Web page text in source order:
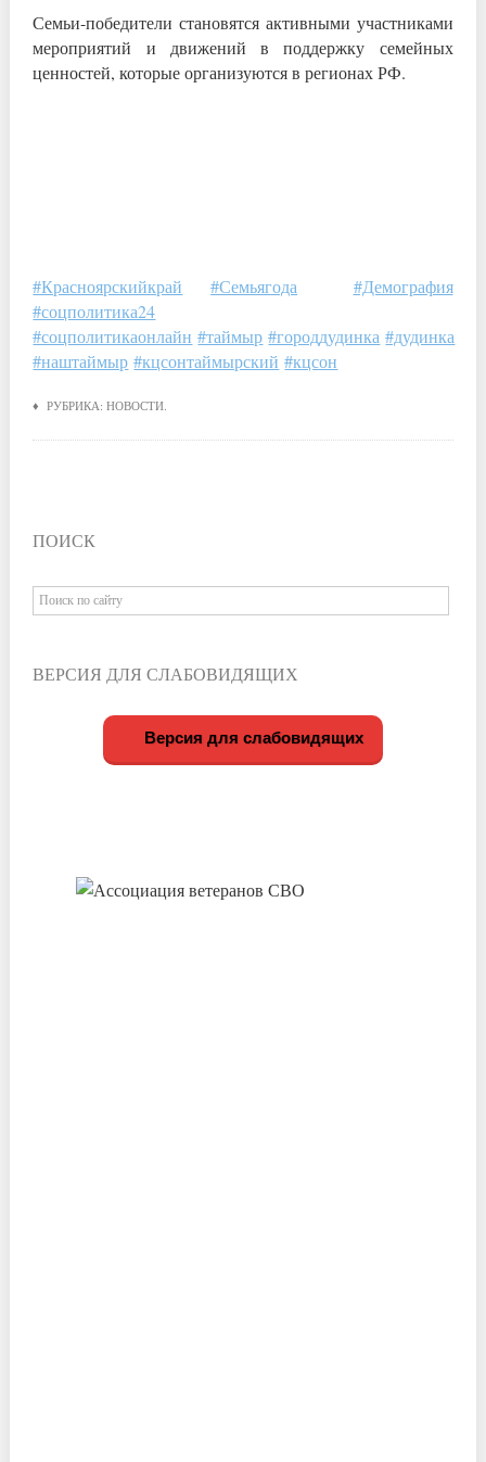
Семьи-победители становятся активными участниками
мероприятий и движений в поддержку семейных
ценностей, которые организуются в регионах РФ.
#Красноярскийкрай #Семьягода
#Демография
#соцполитика24
#соцполитикаонлайн #таймыр #городдудинка #дудинка
#наштаймыр #кцсонтаймырский #кцсон
♦ РУБРИКА:НОВОСТИ.
ПОИСК
ВЕРСИЯ ДЛЯ СЛАБОВИДЯЩИХ
Версия для слабовидящих